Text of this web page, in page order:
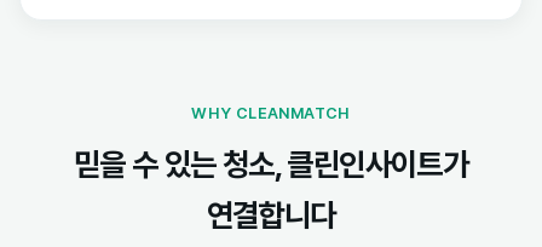
WHY CLEANMATCH
믿을 수 있는 청소, 클린인사이트가
연결합니다